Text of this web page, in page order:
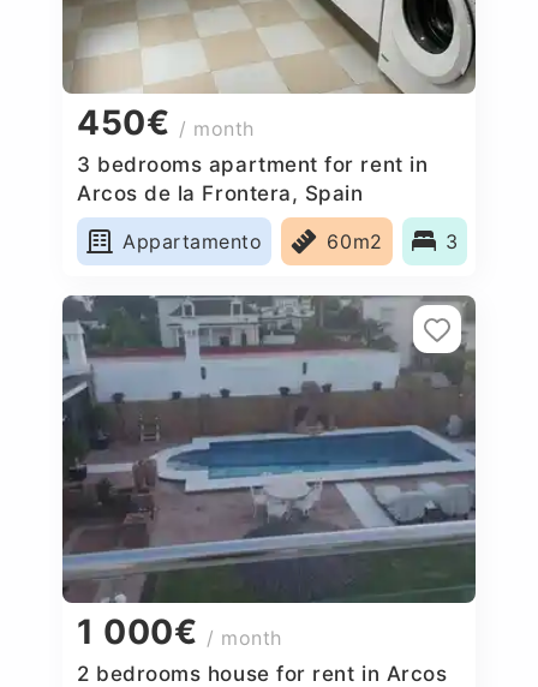
450€ / month
3 bedrooms apartment for rent in
Arcos de la Frontera, Spain
Appartamento
60m2 3
1 000€ / month
2 bedrooms house for rent in Arcos